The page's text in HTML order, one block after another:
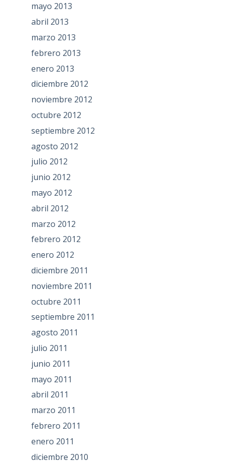
mayo 2013
abril 2013
marzo 2013
febrero 2013
enero 2013
diciembre 2012
noviembre 2012
octubre 2012
septiembre 2012
agosto 2012
julio 2012
junio 2012
mayo 2012
abril 2012
marzo 2012
febrero 2012
enero 2012
diciembre 2011
noviembre 2011
octubre 2011
septiembre 2011
agosto 2011
julio 2011
junio 2011
mayo 2011
abril 2011
marzo 2011
febrero 2011
enero 2011
diciembre 2010